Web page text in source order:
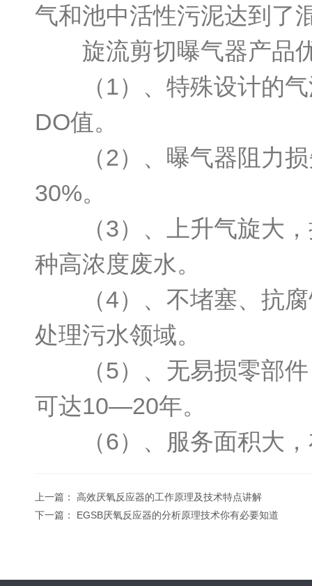
气和池中活性污泥达到了
旋流剪切曝气器产品
（1）、特殊设计的气
DO值。
（2）、曝气器阻力损
30%。
（3）、上升气旋大，
种高浓度废水。
（4）、不堵塞、抗腐
处理污水领域。
（5）、无易损零部件
可达10—20年。
（6）、服务面积大，
上一篇： 高效厌氧反应器的工作原理及技术特点讲解
下一篇： EGSB厌氧反应器的分析原理技术你有必要知道